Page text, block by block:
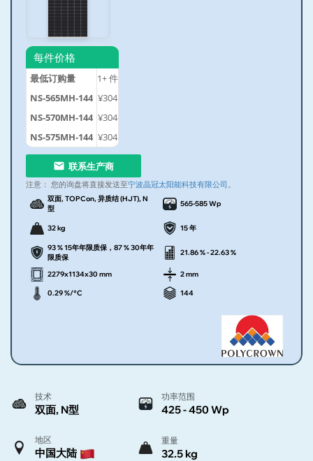
每件价格
最低订购量 1+件
NS-565MH-144 ¥304
NS-570MH-144 ¥304
NS-575MH-144 ¥304
联系生产商
注意： 您的询盘将直接发送至宁波晶冠太阳能科技有限公司 。
双面, TOPCon, 异质结 (HJT), N
型
565-585 Wp
32 kg 15 年
93 % 15年年限质保，87 % 30年年
限质保
21.86 % - 22.63 %
2279x1134x30 mm 2 mm
0.29 %/°C 144
技术
双面, N型
功率范围
425 - 450 Wp
地区
中国大陆
重量
32.5 kg